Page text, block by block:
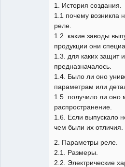
1. История создания.
1.1 почему возникла
реле.
1.2. какие заводы
продукции они
1.3. для каких защит
предназначалось.
1.4. Было ли оно
параметрам или
1.5. получило ли оно
распространение.
1.6. Если выпускало
чем были их отличия.
2. Параметры реле.
2.1. Размеры.
2.2. Электрические